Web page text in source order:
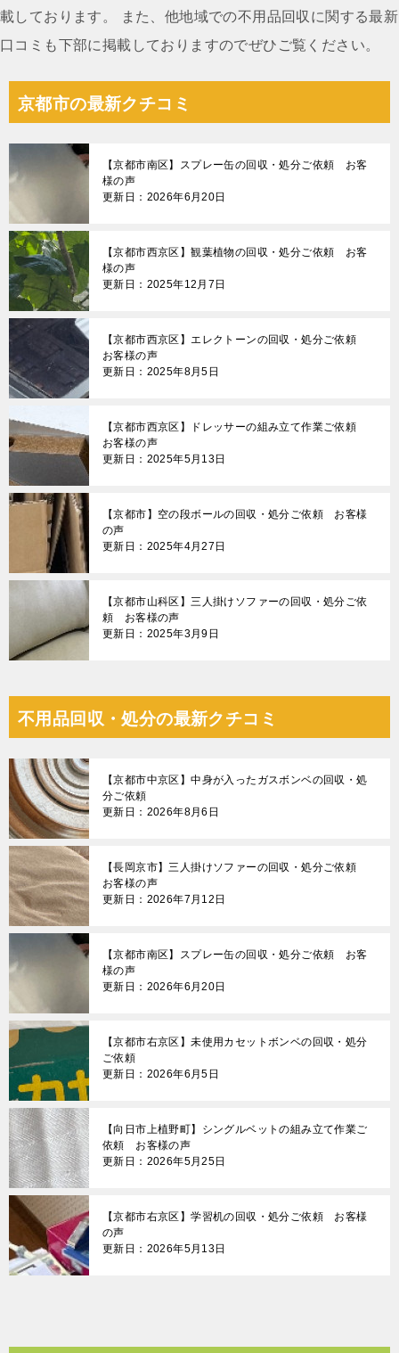
載しております。 また、他地域での不用品回収に関する最新
口コミも下部に掲載しておりますのでぜひご覧ください。
京都市の最新クチコミ
【京都市南区】スプレー缶の回収・処分ご依頼 お客
様の声
更新日：2026年6月20日
【京都市西京区】観葉植物の回収・処分ご依頼 お客
様の声
更新日：2025年12月7日
【京都市西京区】エレクトーンの回収・処分ご依頼
お客様の声
更新日：2025年8月5日
【京都市西京区】ドレッサーの組み立て作業ご依頼
お客様の声
更新日：2025年5月13日
【京都市】空の段ボールの回収・処分ご依頼 お客様
の声
更新日：2025年4月27日
【京都市山科区】三人掛けソファーの回収・処分ご依
頼 お客様の声
更新日：2025年3月9日
不用品回収・処分の最新クチコミ
【京都市中京区】中身が入ったガスボンベの回収・処
分ご依頼
更新日：2026年8月6日
【長岡京市】三人掛けソファーの回収・処分ご依頼
お客様の声
更新日：2026年7月12日
【京都市南区】スプレー缶の回収・処分ご依頼 お客
様の声
更新日：2026年6月20日
【京都市右京区】未使用カセットボンベの回収・処分
ご依頼
更新日：2026年6月5日
【向日市上植野町】シングルベットの組み立て作業ご
依頼 お客様の声
更新日：2026年5月25日
【京都市右京区】学習机の回収・処分ご依頼 お客様
の声
更新日：2026年5月13日